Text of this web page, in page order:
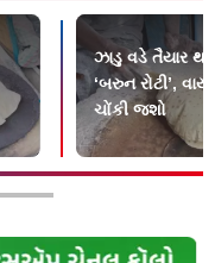
ઝાડુ વડે તૈયાર
‘બરુન રોટી’,
ચોંકી જશો